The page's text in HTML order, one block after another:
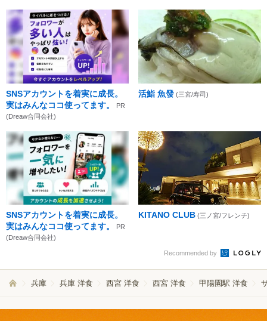
SNSアカウントを着実に成長。
実はみんなココ使ってます。
PR
(Dreaw合同会社)
活鮨 魚發 (三宮/寿司)
SNSアカウントを着実に成長。
実はみんなココ使ってます。
PR
(Dreaw合同会社)
KITANO CLUB (三ノ宮/フレンチ)
Recommended by
兵庫 兵庫 洋食 西宮 洋食 西宮 洋食 甲陽園駅 洋食